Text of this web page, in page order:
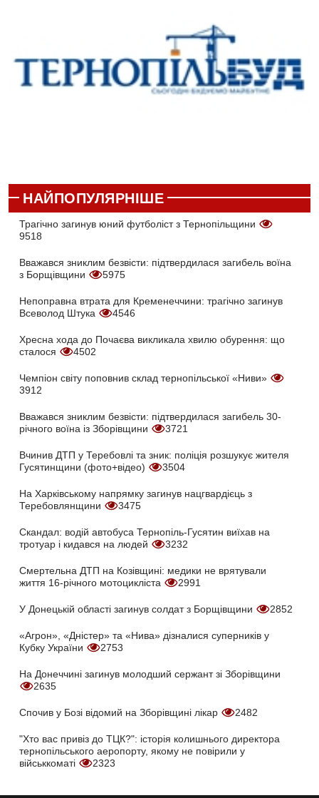
НАЙПОПУЛЯРНІШЕ
Трагічно загинув юний футболіст з Тернопільщини
9518
Вважався зниклим безвісти: підтвердилася загибель воїна
з Борщівщини
5975
Непоправна втрата для Кременеччини: трагічно загинув
Всеволод Штука
4546
Хресна хода до Почаєва викликала хвилю обурення: що
сталося
4502
Чемпіон світу поповнив склад тернопільської «Ниви»
3912
Вважався зниклим безвісти: підтвердилася загибель 30-
річного воїна із Зборівщини
3721
Вчинив ДТП у Теребовлі та зник: поліція розшукує жителя
Гусятинщини (фото+відео)
3504
На Харківському напрямку загинув нацгвардієць з
Теребовлянщини
3475
Скандал: водій автобуса Тернопіль-Гусятин виїхав на
тротуар і кидався на людей
3232
Смертельна ДТП на Козівщині: медики не врятували
життя 16-річного мотоцикліста
2991
У Донецькій області загинув солдат з Борщівщини 2852
«Агрон», «Дністер» та «Нива» дізналися суперників у
Кубку України
2753
На Донеччині загинув молодший сержант зі Зборівщини
2635
Спочив у Бозі відомий на Зборівщині лікар 2482
"Хто вас привіз до ТЦК?": історія колишнього директора
тернопільського аеропорту, якому не повірили у
військкоматі
2323